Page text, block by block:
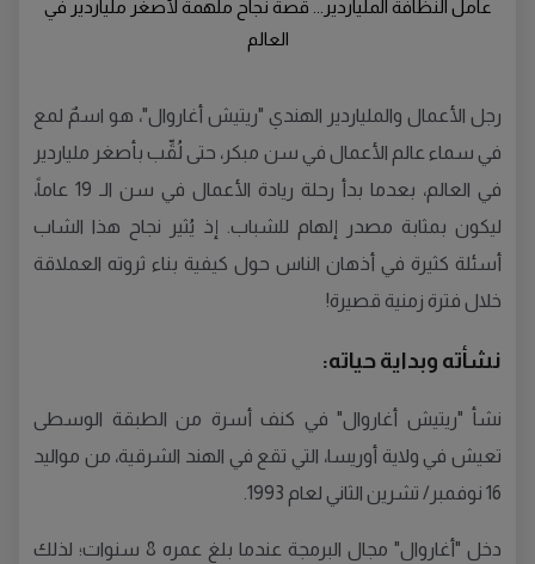
عامل النظافة الملياردير... قصة نجاح ملهمة لأصغر ملياردير في
العالم
رجل الأعمال والملياردير الهندي "ريتيش أغاروال"، هو اسمٌ لمع
في سماء عالم الأعمال في سن مبكر، حتى لُقِّب بأصغر ملياردير
في العالم، بعدما بدأ رحلة ريادة الأعمال في سن الـ 19 عاماً،
ليكون بمثابة مصدر إلهام للشباب. إذ يُثير نجاح هذا الشاب
أسئلة كثيرة في أذهان الناس حول كيفية بناء ثروته العملاقة
خلال فترة زمنية قصيرة!
نشأته وبداية حياته:
نشأ "ريتيش أغاروال" في كنف أسرة من الطبقة الوسطى
تعيش في ولاية أوريسا، التي تقع في الهند الشرقية، من مواليد
16 نوفمبر/ تشرين الثاني لعام 1993.
دخل "أغاروال" مجال البرمجة عندما بلغ عمره 8 سنوات؛ لذلك